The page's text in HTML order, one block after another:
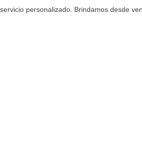
personalizado. Brindamos desde